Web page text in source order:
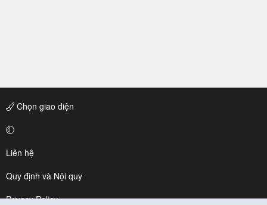
Chọn giao diện
Liên hệ
Quy định và Nội quy
Privacy Policy